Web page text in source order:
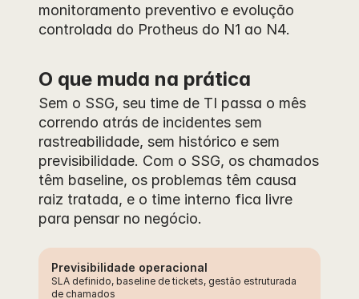
monitoramento preventivo e evolução
controlada do Protheus do N1 ao N4.
O que muda na prática
Sem o SSG, seu time de TI passa o mês
correndo atrás de incidentes sem
rastreabilidade, sem histórico e sem
previsibilidade. Com o SSG, os chamados
têm baseline, os problemas têm causa
raiz tratada, e o time interno fica livre
para pensar no negócio.
Previsibilidade operacional
SLA definido, baseline de tickets, gestão estruturada
de chamados